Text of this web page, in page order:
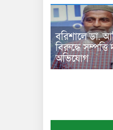
বরিশালে ডা.
বিরুদ্ধে সম্পত্তি
অভিযোগ